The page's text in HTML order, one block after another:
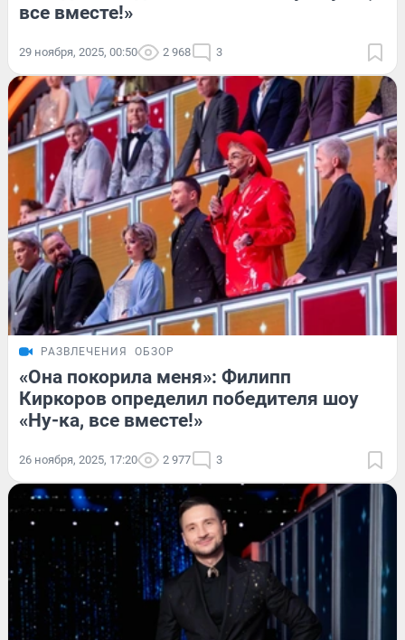
все вместе!»
29 ноября, 2025, 00:50 2 968 3
РАЗВЛЕЧЕНИЯ ОБЗОР
«Она покорила меня»: Филипп
Киркоров определил победителя шоу
«Ну-ка, все вместе!»
26 ноября, 2025, 17:20 2 977 3